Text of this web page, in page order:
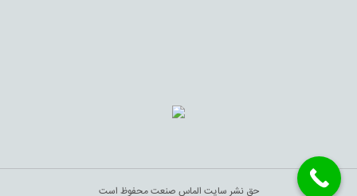
حق نشر سایت الماس صنعت محفوظ است